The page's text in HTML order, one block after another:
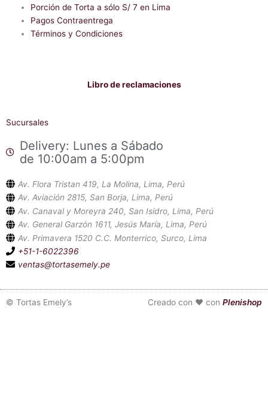
Porción de Torta a sólo S/ 7 en Lima
Pagos Contraentrega
Términos y Condiciones
Libro de reclamaciones
Sucursales
Delivery: Lunes a Sábado
de 10:00am a 5:00pm
Av. Flora Tristan 419, La Molina, Lima, Perú
Av. Aviación 2815, San Borja, Lima, Perú
Av. Canaval y Moreyra 240, San Isidro, Lima, Perú
Av. General Garzón 1611, Jesús María, Lima, Perú
Av. Primavera 1520 C.C. Monterrico, Surco, Lima
+51-1-6022396
ventas@tortasemely.pe
© Tortas Emely’s Creado con ❤ con Plenishop